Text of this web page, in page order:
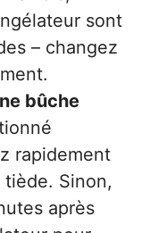
sont
– changez
bûche
rapidement
tiède. Sinon,
après